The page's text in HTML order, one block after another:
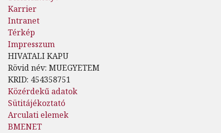
Karrier
Intranet
Térkép
Impresszum
HIVATALI KAPU
Rövid név: MUEGYETEM
KRID: 454358751
Közérdekű adatok
Sütitájékoztató
Arculati elemek
BMENET